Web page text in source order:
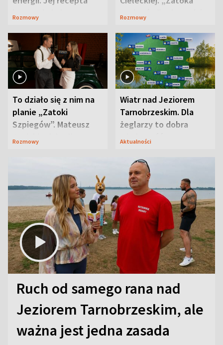
jest zaskakująco
Rozmowy
szpiegów” od razu ich
Rozmowy
To działo się z nim na
planie „Zatoki
Szpiegów”. Mateusz
Janicki odsłonił
Rozmowy
Wiatr nad Jeziorem
Tarnobrzeskim. Dla
żeglarzy to dobra
wiadomość
Aktualności
Ruch od samego rana nad
Jeziorem Tarnobrzeskim, ale
ważna jest jedna zasada